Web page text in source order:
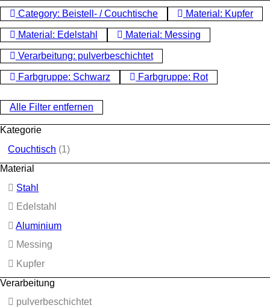
Category: Beistell- / Couchtische Material: Kupfer
Material: Edelstahl Material: Messing
Verarbeitung: pulverbeschichtet
Farbgruppe: Schwarz Farbgruppe: Rot
Alle Filter entfernen
Kategorie
Couchtisch (1)
Material
Stahl
Edelstahl
Aluminium
Messing
Kupfer
Verarbeitung
pulverbeschichtet